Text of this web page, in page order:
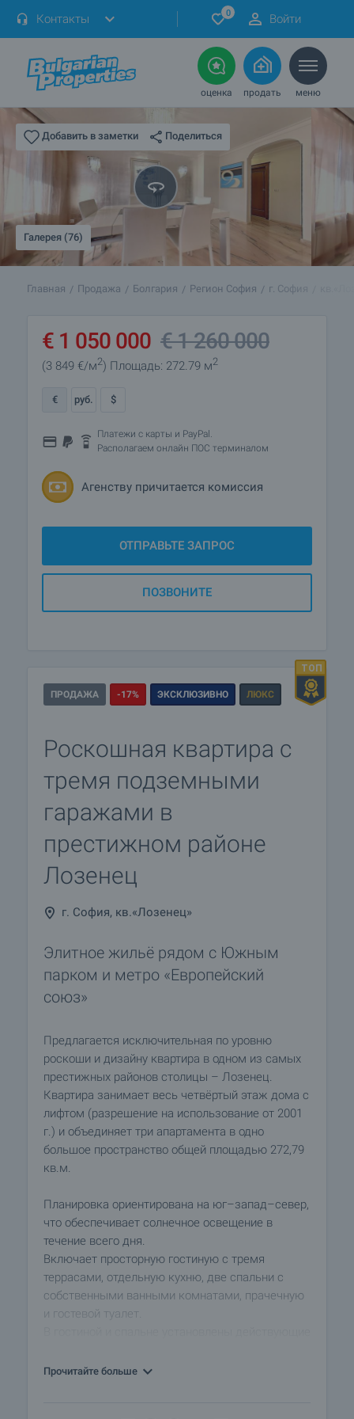
Контакты 0 Войти
оценка продать меню
Добавить в заметки Поделиться
Галерея (76)
Главная Продажа Болгария Регион София г. София
€ 1 050 000 €1 260 000
(3 849 €/м2) Площадь: 272.79 м2
€ руб. $
Платежи с карты и PayPal.
Располагаем онлайн ПОС терминалом
Агенству причитается комиссия
ОТПРАВЬТЕ ЗАПРОС
ПОЗВОНИТЕ
ПРОДАЖА -17% ЭКСКЛЮЗИВНО ЛЮКС
Роскошная квартира с
тремя подземными
гаражами в
престижном районе
Лозенец
г. София, кв.«Лозенец»
Элитное жильё рядом с Южным
парком и метро «Европейский
союз»
Предлагается исключительная по уровню
роскоши и дизайну квартира в одном из самых
престижных районов столицы – Лозенец.
Квартира занимает весь четвёртый этаж дома с
лифтом (разрешение на использование от 2001
г.) и объединяет три апартамента в одно
большое пространство общей площадью 272,79
кв.м.
Планировка ориентирована на юг–запад–север,
что обеспечивает солнечное освещение в
течение всего дня.
Включает просторную гостиную с тремя
террасами, отдельную кухню, две спальни с
собственными ванными комнатами, прачечную
и гостевой туалет.
Прочитайте больше